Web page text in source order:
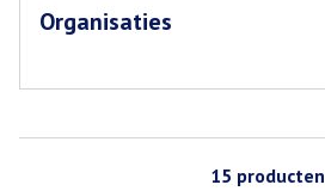
Organisaties
15 producten